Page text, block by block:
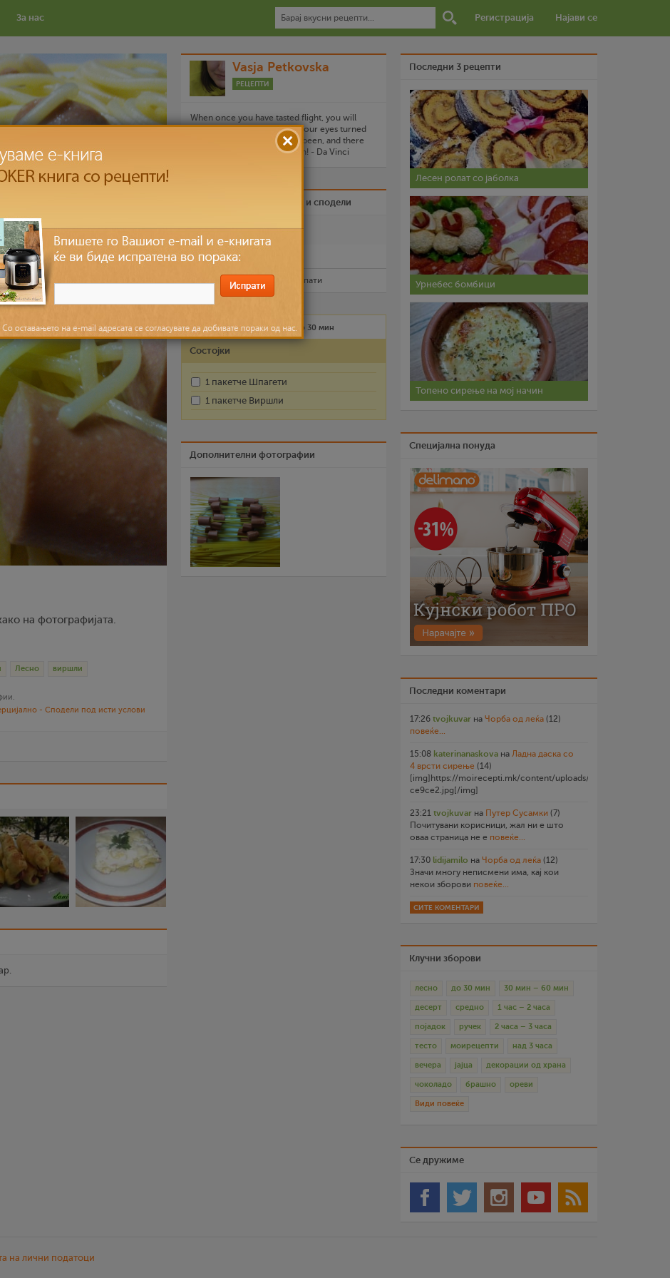
За нас Регистрација Најави се
на фотографијата.
Лесно виршли
- Сподели под исти услови
Vasja Petkovska
РЕЦЕПТИ
When once you have tasted flight, you will
forever walk the earth with your eyes turned
skyward, for there you have been, and there
you will always long to return! - Da Vinci
Биди вистински пријател и сподели
Омилен
Испечати го рецептот
Рецептот е прочитан пати
Лесно 4 лица до 30 мин
Состојки
1 пакетче Шпагети
1 пакетче Виршли
Дополнителни фотографии
Последни 3 рецепти
Лесен ролат со јаболка
Урнебес бомбици
Топено сирење на мој начин
Специјална понуда
Последни коментари
17:26 tvojkuvar на Чорба од леќа (12)
повеќе...
15:08 katerinanaskova на Ладна даска со
4 врсти сирење (14)
[img]https://moirecepti.mk/content/uploads/2026/07/
ce9ce2.jpg[/img]
23:21 tvojkuvar на Путер Сусамки (7)
Почитувани корисници, жал ни е што
оваа страница не е повеќе...
17:30 lidijamilo на Чорба од леќа (12)
Значи многу неписмени има, кај кои
некои зборови повеќе...
СИТЕ КОМЕНТАРИ
Клучни зборови
лесно до 30 мин 30 мин – 60 мин
десерт средно 1 час – 2 часа
појадок ручек 2 часа – 3 часа
тесто моирецепти над 3 часа
вечера јајца декорации од храна
чоколадо брашно ореви
Види повеќе
Се дружиме
на лични податоци